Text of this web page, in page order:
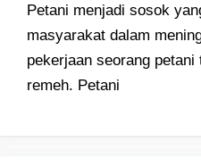
Petani menjadi sosok
masyarakat dalam
pekerjaan seorang
remeh. Petani